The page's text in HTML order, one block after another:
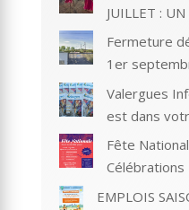
JUILLET :
Fermeture
1er
Valergues
est dans
Fête
Célébrations
EMPLOIS